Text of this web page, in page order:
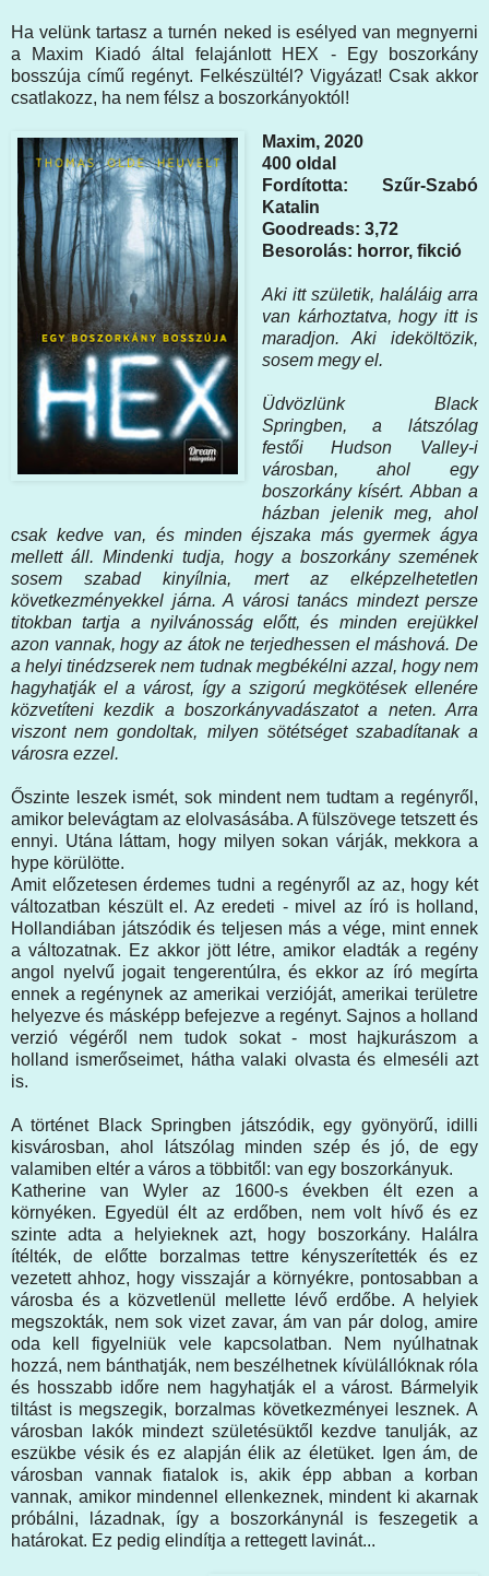
Ha velünk tartasz a turnén neked is esélyed van megnyerni
a Maxim Kiadó által felajánlott HEX - Egy boszorkány
bosszúja című regényt. Felkészültél? Vigyázat! Csak akkor
csatlakozz, ha nem félsz a boszorkányoktól!
Maxim, 2020
400 oldal
Fordította: Szűr-Szabó
Katalin
Goodreads: 3,72
Besorolás: horror, fikció
Aki itt születik, haláláig arra
van kárhoztatva, hogy itt is
maradjon. Aki ideköltözik,
sosem megy el.
Üdvözlünk Black
Springben, a látszólag
festői Hudson Valley-i
városban, ahol egy
boszorkány kísért. Abban a
házban jelenik meg, ahol
csak kedve van, és minden éjszaka más gyermek ágya
mellett áll. Mindenki tudja, hogy a boszorkány szemének
sosem szabad kinyílnia, mert az elképzelhetetlen
következményekkel járna. A városi tanács mindezt persze
titokban tartja a nyilvánosság előtt, és minden erejükkel
azon vannak, hogy az átok ne terjedhessen el máshová. De
a helyi tinédzserek nem tudnak megbékélni azzal, hogy nem
hagyhatják el a várost, így a szigorú megkötések ellenére
közvetíteni kezdik a boszorkányvadászatot a neten. Arra
viszont nem gondoltak, milyen sötétséget szabadítanak a
városra ezzel.
Őszinte leszek ismét, sok mindent nem tudtam a regényről,
amikor belevágtam az elolvasásába. A fülszövege tetszett és
ennyi. Utána láttam, hogy milyen sokan várják, mekkora a
hype körülötte.
Amit előzetesen érdemes tudni a regényről az az, hogy két
változatban készült el. Az eredeti - mivel az író is holland,
Hollandiában játszódik és teljesen más a vége, mint ennek
a változatnak. Ez akkor jött létre, amikor eladták a regény
angol nyelvű jogait tengerentúlra, és ekkor az író megírta
ennek a regénynek az amerikai verzióját, amerikai területre
helyezve és másképp befejezve a regényt. Sajnos a holland
verzió végéről nem tudok sokat - most hajkurászom a
holland ismerőseimet, hátha valaki olvasta és elmeséli azt
is.
A történet Black Springben játszódik, egy gyönyörű, idilli
kisvárosban, ahol látszólag minden szép és jó, de egy
valamiben eltér a város a többitől: van egy boszorkányuk.
Katherine van Wyler az 1600-s években élt ezen a
környéken. Egyedül élt az erdőben, nem volt hívő és ez
szinte adta a helyieknek azt, hogy boszorkány. Halálra
ítélték, de előtte borzalmas tettre kényszerítették és ez
vezetett ahhoz, hogy visszajár a környékre, pontosabban a
városba és a közvetlenül mellette lévő erdőbe. A helyiek
megszokták, nem sok vizet zavar, ám van pár dolog, amire
oda kell figyelniük vele kapcsolatban. Nem nyúlhatnak
hozzá, nem bánthatják, nem beszélhetnek kívülállóknak róla
és hosszabb időre nem hagyhatják el a várost. Bármelyik
tiltást is megszegik, borzalmas következményei lesznek. A
városban lakók mindezt születésüktől kezdve tanulják, az
eszükbe vésik és ez alapján élik az életüket. Igen ám, de
városban vannak fiatalok is, akik épp abban a korban
vannak, amikor mindennel ellenkeznek, mindent ki akarnak
próbálni, lázadnak, így a boszorkánynál is feszegetik a
határokat. Ez pedig elindítja a rettegett lavinát...